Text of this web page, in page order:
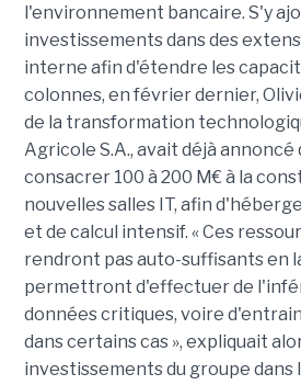
l'environnement bancaire. S'y
investissements dans des
interne afin d'étendre les
colonnes, en février dernier,
de la transformation
Agricole S.A., avait déjà
consacrer 100 à 200 M€ à la
nouvelles salles IT, afin
et de calcul intensif. « Ces
rendront pas auto-suffisants en
permettront d'effectuer de
données critiques, voire
dans certains cas », expliquait
investissements du groupe dans